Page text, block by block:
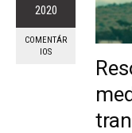
2020
COMENTÁR
IOS